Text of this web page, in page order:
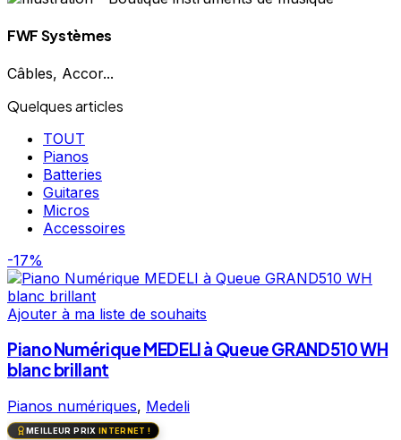
FWF Systèmes
Câbles, Accor...
Quelques articles
TOUT
Pianos
Batteries
Guitares
Micros
Accessoires
-17%
Ajouter à ma liste de souhaits
Piano Numérique MEDELI à Queue GRAND510 WH
blanc brillant
Pianos numériques, Medeli
MEILLEUR PRIX INTERNET !